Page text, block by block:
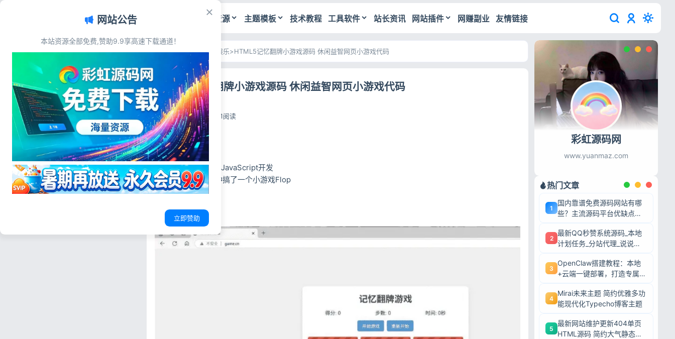
源码资源 主题模板 技术教程 工具软件 站长资讯 网站插件 网赚副业 友情链接
首页>源码资源>游戏娱乐>HTML5记忆翻牌小游戏源码 休闲益智网页小游戏代码
HTML5记忆翻牌小游戏源码 休闲益智网页小游戏代码
彩虹源码网
2026-06-14 11阅读
源码简介
使用HTML5+CSS+JavaScript开发
闲得蛋疼花了几分钟搞了一个小游戏Flop
源码展示
彩虹源码网
www.yuanmaz.com
热门文章
1
国内靠谱免费源码网站有哪
些？主流源码平台优缺点深
2
最新QQ秒赞系统源码_本地
计划任务_分站代理_说说赞
3
OpenClaw搭建教程：本地
+云端一键部署，打造专属AI
4
Mirai未来主题 简约优雅多功
能现代化Typecho博客主题
5
最新网站维护更新404单页
HTML源码 简约大气静态模
文章目录
源码简介
源码展示
源码下载
网站公告
本站资源全部免费,赞助9.9享高速下载通道！
立即赞助